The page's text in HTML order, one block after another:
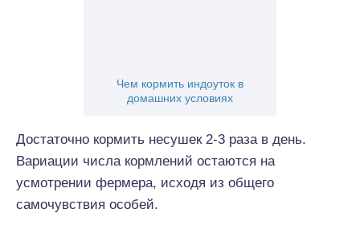
Чем кормить индоуток в
домашних условиях
Достаточно кормить несушек 2-3 раза в день.
Вариации числа кормлений остаются на
усмотрении фермера, исходя из общего
самочувствия особей.